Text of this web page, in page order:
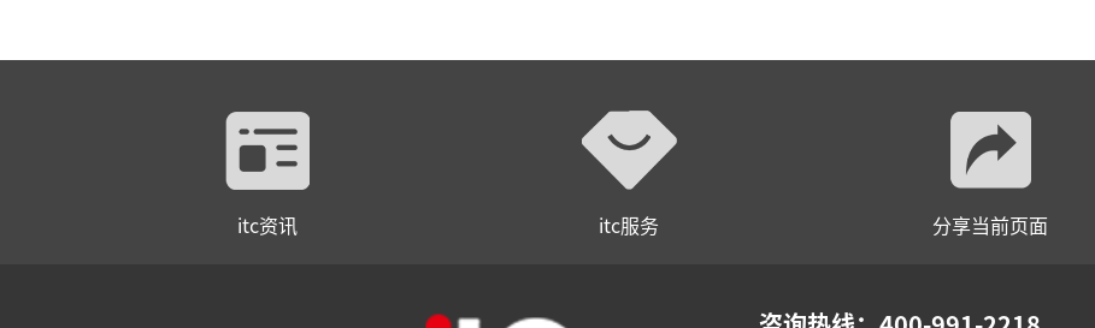
itc资讯 itc服务 分享当前页面